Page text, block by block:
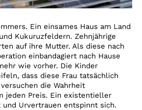
Ein einsames Haus am Land
Kukuruzfeldern. Zehnjährige
auf ihre Mutter. Als diese nach
einbandagiert nach Hause
wie vorher. Die Kinder
dass diese Frau tatsächlich
die Wahrheit
jeden Preis. Ein existentieller
Urvertrauen entspinnt sich.